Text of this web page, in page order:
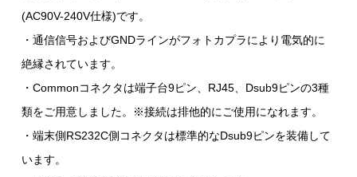
(AC90V-240V仕様)です。
・通信信号およびGNDラインがフォトカプラにより電気的に
絶縁されています。
・Commonコネクタは端子台9ピン、RJ45、Dsub9ピンの3種
類をご用意しました。※接続は排他的にご使用になれます。
・端末側RS232C側コネクタは標準的なDsub9ピンを装備して
います。